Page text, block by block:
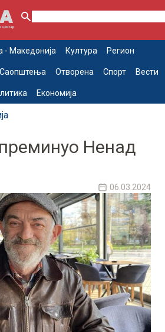
- Македонија Култура Регион
Саопштења Отворена Спорт Вести
Економија
Ненад
06.03.2024